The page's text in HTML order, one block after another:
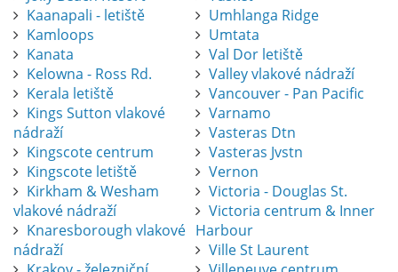
Kaanapali - letiště
Kamloops
Kanata
Kelowna - Ross Rd.
Kerala letiště
Kings Sutton vlakové
nádraží
Kingscote centrum
Kingscote letiště
Kirkham & Wesham
vlakové nádraží
Knaresborough vlakové
nádraží
Umhlanga Ridge
Umtata
Val Dor letiště
Valley vlakové nádraží
Vancouver - Pan Pacific
Varnamo
Vasteras Dtn
Vasteras Jvstn
Vernon
Victoria - Douglas St.
Victoria centrum & Inner
Harbour
Ville St Laurent